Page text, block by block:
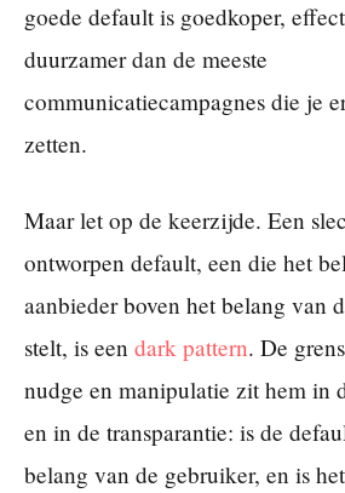
goede default is goedkoper,
duurzamer dan de meeste
communicatiecampagnes die je
zetten.
Maar let op de keerzijde. Een
ontworpen default, een die het
aanbieder boven het belang van
stelt, is een dark pattern. De
nudge en manipulatie zit hem in
en in de transparantie: is de
belang van de gebruiker, en is